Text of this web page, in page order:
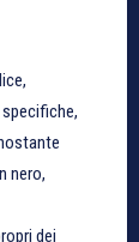
nero,
dei